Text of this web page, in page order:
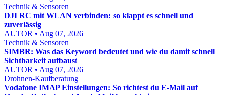
Technik & Sensoren
DJI RC mit WLAN verbinden: so klappt es schnell und
zuverlässig
AUTOR • Aug 07, 2026
Technik & Sensoren
SIMBR: Was das Keyword bedeutet und wie du damit schnell
Sichtbarkeit aufbaust
AUTOR • Aug 07, 2026
Drohnen-Kaufberatung
Vodafone IMAP Einstellungen: So richtest du E-Mail auf